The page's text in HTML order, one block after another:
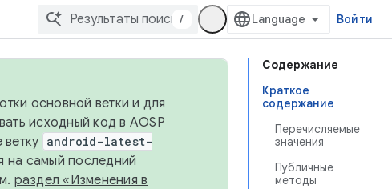
/ Войти
Содержание
Краткое
содержание
Перечисляемые
значения
Публичные
методы
основной ветки и для
исходный код в AOSP
android-latest-
на самый последний
раздел «Изменения в